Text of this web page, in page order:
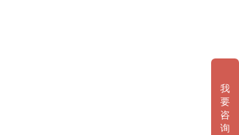
我
要
咨
询